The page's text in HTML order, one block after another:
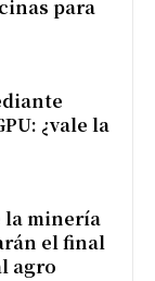
para
¿vale la
la minería
el final
agro